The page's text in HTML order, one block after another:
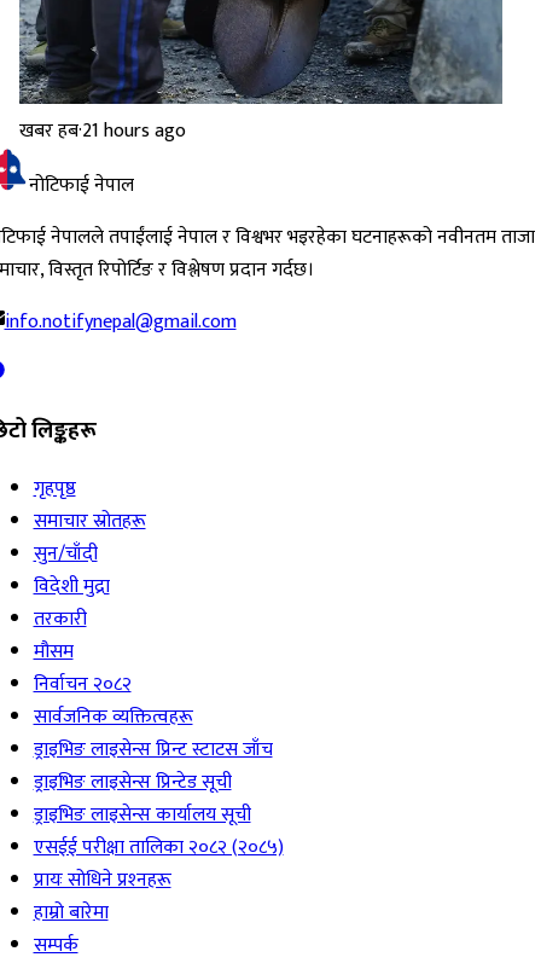
खबर हब·21 hours ago
नोटिफाई नेपाल
नेपालले तपाईंलाई नेपाल र विश्वभर भइरहेका घटनाहरूको नवीनतम ताजा
विस्तृत रिपोर्टिङ र विश्लेषण प्रदान गर्दछ।
info.notifynepal@gmail.com
लिङ्कहरू
गृहपृष्ठ
समाचार स्रोतहरू
सुन/चाँदी
विदेशी मुद्रा
तरकारी
मौसम
निर्वाचन २०८२
सार्वजनिक व्यक्तित्वहरू
ड्राइभिङ लाइसेन्स प्रिन्ट स्टाटस जाँच
ड्राइभिङ लाइसेन्स प्रिन्टेड सूची
ड्राइभिङ लाइसेन्स कार्यालय सूची
एसईई परीक्षा तालिका २०८२ (२०८५)
प्रायः सोधिने प्रश्‍नहरू
हाम्रो बारेमा
सम्पर्क